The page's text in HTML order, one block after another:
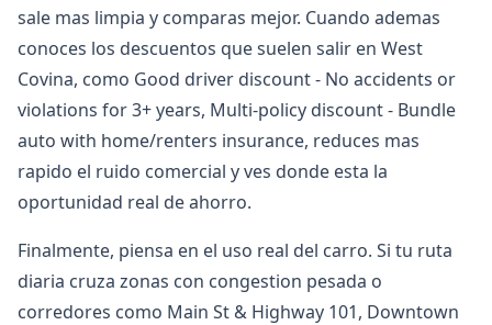
sale mas limpia y comparas mejor. Cuando ademas
conoces los descuentos que suelen salir en West
Covina, como Good driver discount - No accidents or
violations for 3+ years, Multi-policy discount - Bundle
auto with home/renters insurance, reduces mas
rapido el ruido comercial y ves donde esta la
oportunidad real de ahorro.
Finalmente, piensa en el uso real del carro. Si tu ruta
diaria cruza zonas con congestion pesada o
corredores como Main St & Highway 101, Downtown